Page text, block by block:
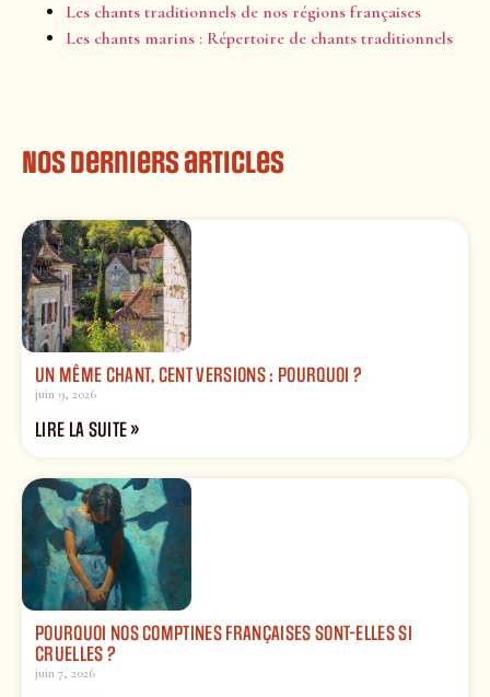
Les chants traditionnels de nos régions françaises
Les chants marins : Répertoire de chants traditionnels
Nos derniers articles
UN MÊME CHANT, CENT VERSIONS : POURQUOI ?
juin 9, 2026
LIRE LA SUITE »
POURQUOI NOS COMPTINES FRANÇAISES SONT-ELLES SI
CRUELLES ?
juin 7, 2026